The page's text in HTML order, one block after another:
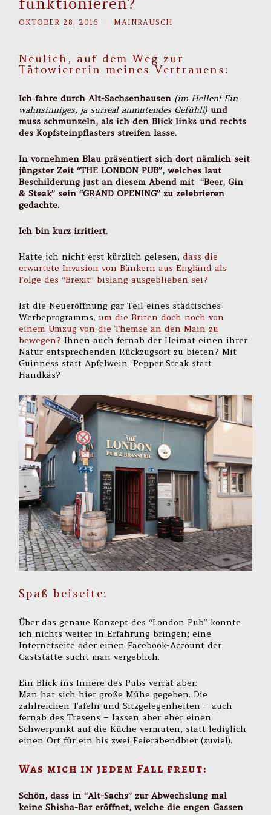
OKTOBER 28, 2016 MAINRAUSCH
Neulich, auf dem Weg zur
Tätowiererin meines Vertrauens:
Ich fahre durch Alt-Sachsenhausen (im Hellen! Ein
wahnsinniges, ja surreal anmutendes Gefühl!)und
muss schmunzeln, als ich den Blick links und rechts
des Kopfsteinpflasters streifen lasse.
In vornehmen Blau präsentiert sich dort nämlich seit
jüngster Zeit “THE LONDON PUB”, welches laut
Beschilderung just an diesem Abend mit “Beer, Gin
& Steak” sein “GRAND OPENING” zu zelebrieren
gedachte.
Ich bin kurz irritiert.
Hatte ich nicht erst kürzlich gelesen,dass die
erwartete Invasion von Bänkern aus Engländ als
Folge des “Brexit” bislang ausgeblieben sei?
Ist die Neueröffnung gar Teil eines städtisches
Werbeprogramms,um die Briten doch noch von
einem Umzug von die Themse an den Main zu
bewegen? Ihnen auch fernab der Heimat einen ihrer
Natur entsprechenden Rückzugsort zu bieten? Mit
Guinness statt Apfelwein, Pepper Steak statt
Handkäs?
Spaß beiseite:
Über das genaue Konzept des “London Pub” konnte
ich nichts weiter in Erfahrung bringen; eine
Internetseite oder einen Facebook-Account der
Gaststätte sucht man vergeblich.
Ein Blick ins Innere des Pubs verrät aber:
Man hat sich hier große Mühe gegeben. Die
zahlreichen Tafeln und Sitzgelegenheiten – auch
fernab des Tresens – lassen aber eher einen
Schwerpunkt auf die Küche vermuten, statt lediglich
einen Ort für ein bis zwei Feierabendbier (zuviel).
Was mich in jedem Fall freut:
Schön, dass in “Alt-Sachs” zur Abwechslung mal
keine Shisha-Bar eröffnet, welche die engen Gassen